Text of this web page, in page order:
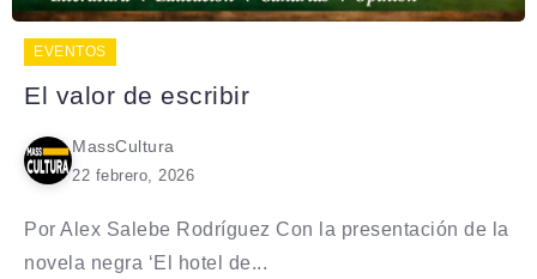
EVENTOS
El valor de escribir
MassCultura
22 febrero, 2026
Por Alex Salebe Rodríguez Con la presentación de la
novela negra ‘El hotel de...